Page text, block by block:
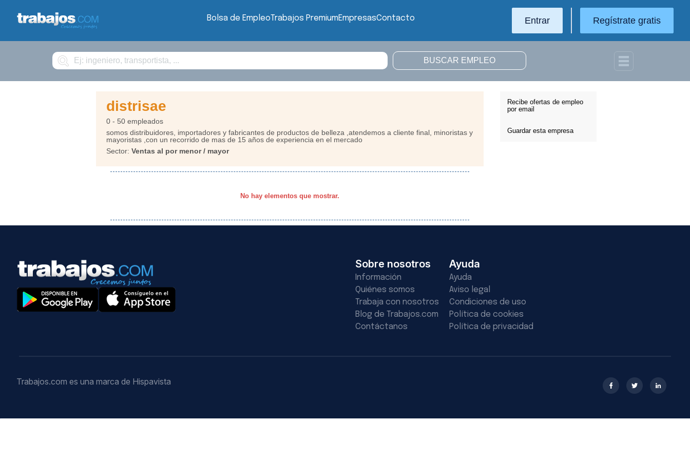
Bolsa de EmpleoTrabajos PremiumEmpresasContacto Entrar Regístrate gratis
Buscar
Recibe ofertas de empleo
por email
Guardar esta empresa
distrisae
0 - 50 empleados
somos distribuidores, importadores y fabricantes de productos de belleza ,atendemos a cliente final, minoristas y
mayoristas ,con un recorrido de mas de 15 años de experiencia en el mercado
Sector: Ventas al por menor / mayor
No hay elementos que mostrar.
Sobre nosotros
Información
Quiénes somos
Trabaja con nosotros
Blog de Trabajos.com
Contáctanos
Ayuda
Ayuda
Aviso legal
Condiciones de uso
Política de cookies
Política de privacidad
Trabajos.com es una marca de Hispavista